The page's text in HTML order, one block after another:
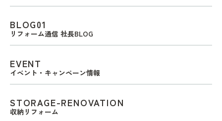
BLOG01
リフォーム通信 社長BLOG
EVENT
イベント・キャンペーン情報
STORAGE-RENOVATION
収納リフォーム